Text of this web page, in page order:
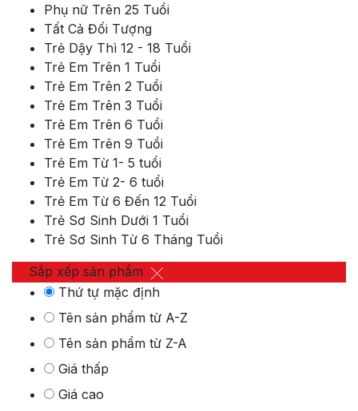
Phụ nữ Trên 25 Tuổi
Tất Cả Đối Tượng
Trẻ Dậy Thì 12 - 18 Tuổi
Trẻ Em Trên 1 Tuổi
Trẻ Em Trên 2 Tuổi
Trẻ Em Trên 3 Tuổi
Trẻ Em Trên 6 Tuổi
Trẻ Em Trên 9 Tuổi
Trẻ Em Từ 1- 5 tuổi
Trẻ Em Từ 2- 6 tuổi
Trẻ Em Từ 6 Đến 12 Tuổi
Trẻ Sơ Sinh Dưới 1 Tuổi
Trẻ Sơ Sinh Từ 6 Tháng Tuổi
Sắp xếp sản phẩm
Thứ tự mặc định
Tên sản phẩm từ A-Z
Tên sản phẩm từ Z-A
Giá thấp
Giá cao